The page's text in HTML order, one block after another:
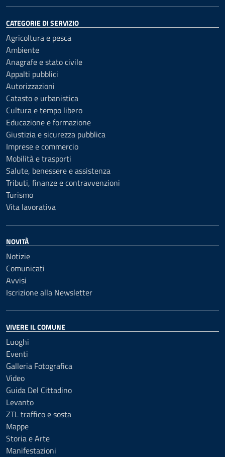
CATEGORIE DI SERVIZIO
Agricoltura e pesca
Ambiente
Anagrafe e stato civile
Appalti pubblici
Autorizzazioni
Catasto e urbanistica
Cultura e tempo libero
Educazione e formazione
Giustizia e sicurezza pubblica
Imprese e commercio
Mobilità e trasporti
Salute, benessere e assistenza
Tributi, finanze e contravvenzioni
Turismo
Vita lavorativa
NOVITÀ
Notizie
Comunicati
Avvisi
Iscrizione alla Newsletter
VIVERE IL COMUNE
Luoghi
Eventi
Galleria Fotografica
Video
Guida Del Cittadino
Levanto
ZTL traffico e sosta
Mappe
Storia e Arte
Manifestazioni